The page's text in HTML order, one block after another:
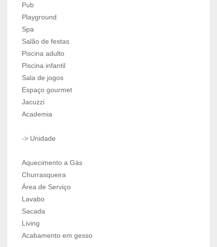
Pub
Playground
Spa
Salão de festas
Piscina adulto
Piscina infantil
Sala de jogos
Espaço gourmet
Jacuzzi
Academia
-> Unidade
Aquecimento a Gás
Churrasqueira
Área de Serviço
Lavabo
Sacada
Living
Acabamento em gesso